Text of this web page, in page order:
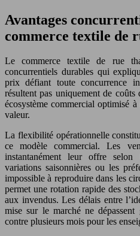
Avantages
commerce textile de
Le commerce textile de rue
concurrentiels durables qui
prix défiant toute concurrence
résultent pas uniquement de
écosystème commercial optimisé
valeur.
La flexibilité opérationnelle
ce modèle commercial. Les
instantanément leur offre
variations saisonnières ou les
impossible à reproduire dans les
permet une rotation rapide des
aux invendus. Les délais entre
mise sur le marché ne
contre plusieurs mois pour les